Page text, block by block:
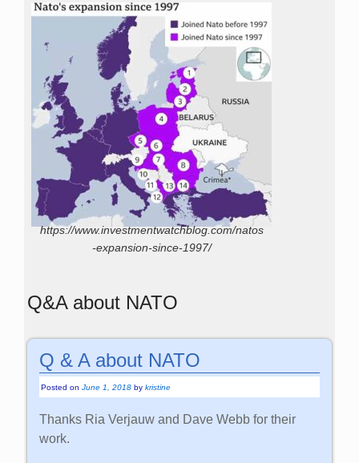
https://www.investmentwatchblog.com/natos
-expansion-since-1997/
Q&A about NATO
Q & A about NATO
Posted onJune 1, 2018 bykristine
Thanks Ria Verjauw and Dave Webb for their
work.